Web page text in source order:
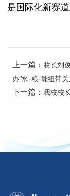
是国际化新赛
上一篇： 校长刘
办“水-粮-能纽带
下一篇： 我校校